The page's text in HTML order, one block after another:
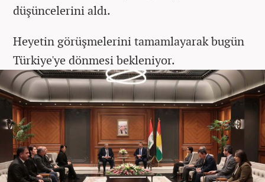
düşüncelerini aldı.
Heyetin görüşmelerini tamamlayarak bugün
Türkiye'ye dönmesi bekleniyor.